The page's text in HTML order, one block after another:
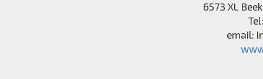
6573 XL
email: